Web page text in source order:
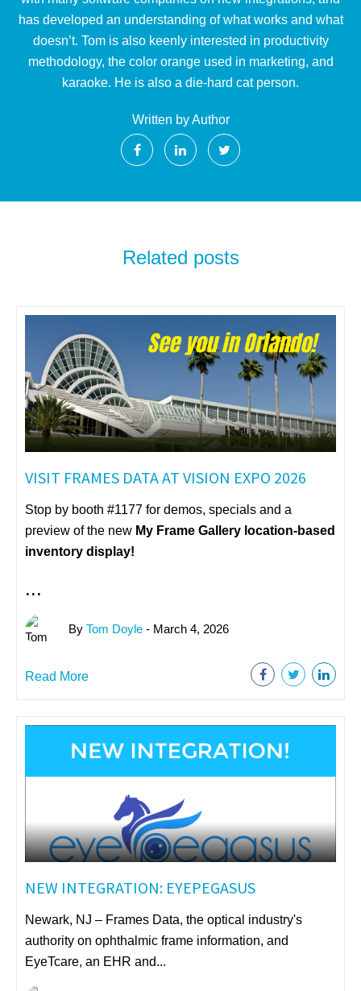
has developed an understanding of what works and what
doesn’t. Tom is also keenly interested in productivity
methodology, the color orange used in marketing, and
karaoke. He is also a die-hard cat person.
Written by Author
Related posts
VISIT FRAMES DATA AT VISION EXPO 2026
Stop by booth #1177 for demos, specials and a
preview of the new My Frame Gallery location-based
inventory display!
...
By Tom Doyle - March 4, 2026
Read More
NEW INTEGRATION: EYEPEGASUS
Newark, NJ – Frames Data, the optical industry's
authority on ophthalmic frame information, and
EyeTcare, an EHR and...